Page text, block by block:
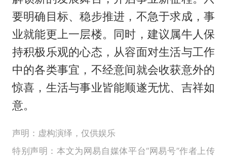
要明确目标、稳步推进，不急于求成，事
业就能更上一层楼。同时，建议属牛人保
持积极乐观的心态，从容面对生活与工作
中的各类事宜，不经意间就会收获意外的
惊喜，生活与事业皆能顺遂无忧、吉祥如
意。
声明：虚构演绎，仅供娱乐
特别声明：本文为网易自媒体平台“网易号”作者上传